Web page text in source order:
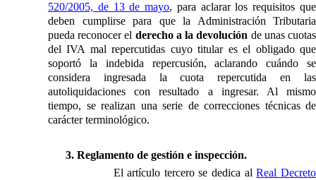
520/2005, de 13 de mayo, para aclarar los requisitos que
deben cumplirse para que la Administración Tributaria
pueda reconocer el derecho a la devolución de unas cuotas
del IVA mal repercutidas cuyo titular es el obligado que
soportó la indebida repercusión, aclarando cuándo se
considera ingresada la cuota repercutida en las
autoliquidaciones con resultado a ingresar. Al mismo
tiempo, se realizan una serie de correcciones técnicas de
carácter terminológico.
3. Reglamento de gestión e inspección.
El artículo tercero se dedica alReal Decreto